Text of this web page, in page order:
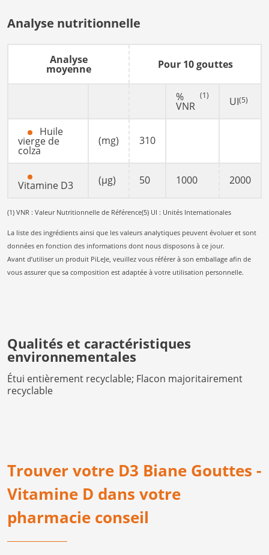
Analyse nutritionnelle
Analyse
moyenne Pour 10 gouttes
%
VNR
(1) UI(5)
Huile
vierge de
colza
(mg) 310
Vitamine D3 (µg) 50 1000 2000
(1) VNR : Valeur Nutritionnelle de Référence(5) UI : Unités Internationales
La liste des ingrédients ainsi que les valeurs analytiques peuvent évoluer et sont
données en fonction des informations dont nous disposons à ce jour.
Avant d’utiliser un produit PiLeJe, veuillez vous référer à son emballage afin de
vous assurer que sa composition est adaptée à votre utilisation personnelle.
Qualités et caractéristiques
environnementales
Étui entièrement recyclable; Flacon majoritairement
recyclable
Trouver votre D3 Biane Gouttes -
Vitamine D dans votre
pharmacie conseil